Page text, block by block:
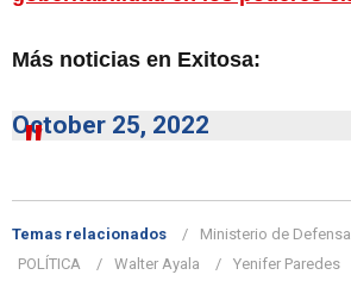
Más noticias en Exitosa:
October 25, 2022
Temas relacionados Ministerio de Defensa
POLÍTICA
Walter Ayala Yenifer Paredes